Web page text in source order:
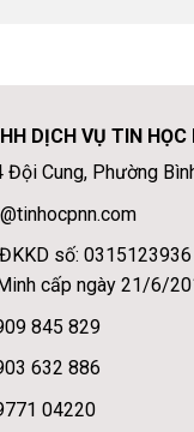
DỊCH VỤ TIN HỌC
Cung, Phường
số:
cấp ngày 21/6/
845 829
632 886
04220